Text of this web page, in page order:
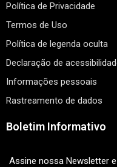
Política de Privacidade
Termos de Uso
Política de legenda oculta
Declaração de
Informações pessoais
Rastreamento de dados
Boletim Informativo
Assine nossa Newsletter